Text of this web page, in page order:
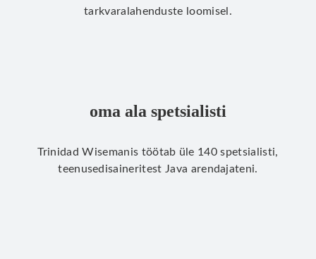
tarkvaralahenduste loomisel.
oma ala spetsialisti
Trinidad Wisemanis töötab üle 140 spetsialisti,
teenusedisaineritest Java arendajateni.